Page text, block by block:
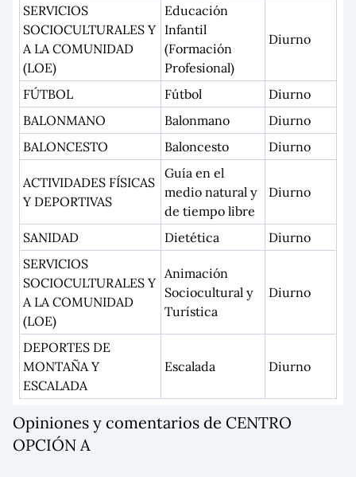
SERVICIOS
SOCIOCULTURALES Y
A LA COMUNIDAD
(LOE)
Educación
Infantil
(Formación
Profesional)
Diurno
FÚTBOL Fútbol
Diurno
BALONMANO
Balonmano
Diurno
BALONCESTO
Baloncesto Diurno
ACTIVIDADES FÍSICAS
Y DEPORTIVAS
Guía en el
medio natural y
de tiempo libre
Diurno
SANIDAD Dietética
Diurno
SERVICIOS
SOCIOCULTURALES Y
A LA COMUNIDAD
(LOE)
Animación
Sociocultural y
Turística
Diurno
DEPORTES DE
MONTAÑA Y
ESCALADA
Escalada Diurno
Opiniones y comentarios de CENTRO
OPCIÓN A